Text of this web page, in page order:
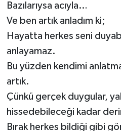
Bazılarıysa acıyla…
Ve ben artık anladım ki;
Hayatta herkes seni
anlayamaz.
Bu yüzden kendimi
artık.
Çünkü gerçek duygular,
hissedebileceği kadar
Bırak herkes bildiği gibi